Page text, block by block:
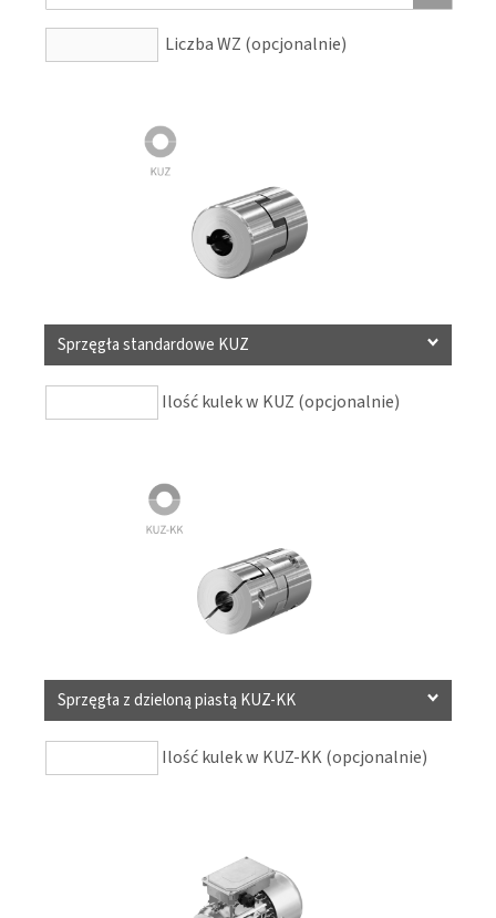
Liczba WZ (opcjonalnie)
Sprzęgła standardowe KUZ
Ilość kulek w KUZ (opcjonalnie)
Sprzęgła z dzieloną piastą KUZ-KK
Ilość kulek w KUZ-KK (opcjonalnie)